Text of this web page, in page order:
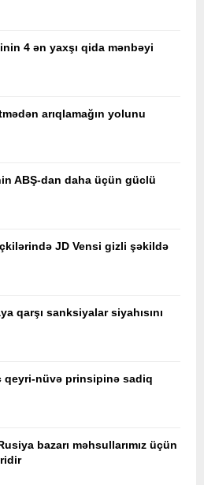
4 ən yaxşı qida mənbəyi
arıqlamağın yolunu
ABŞ-dan daha üçün güclü
JD Vensi gizli şəkildə
qarşı sanksiyalar siyahısını
qeyri-nüvə prinsipinə sadiq
bazarı məhsullarımız üçün